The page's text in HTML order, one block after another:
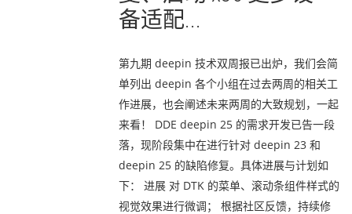
备适配...
第九期 deepin 技术双周报已出炉，我们会简
单列出 deepin 各个小组在过去两周的相关工
作进展，也会阐述未来两周的大致规划，一起
来看！ DDE deepin 25 的需求开发已告一段
落，现阶段集中在进行针对 deepin 23 和
deepin 25 的缺陷修复。具体进展与计划如
下： 进展 对 DTK 的菜单、滚动条组件样式的
视觉效果进行微调； 根据社区反馈，持续修